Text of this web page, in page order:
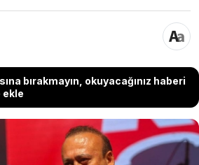
bırakmayın, okuyacağınız haberi
ekle